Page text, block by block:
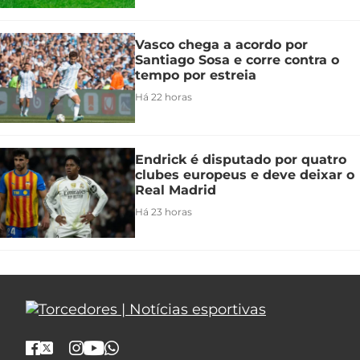
Vasco chega a acordo por
Santiago Sosa e corre contra o
tempo por estreia
Há 22 horas
Endrick é disputado por quatro
clubes europeus e deve deixar o
Real Madrid
Há 23 horas